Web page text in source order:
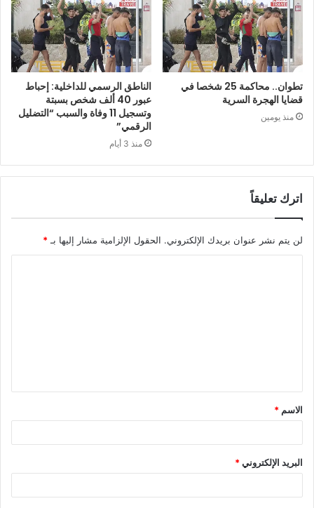
تطوان.. محاكمة 25 شخصا في
قضايا الهجرة السرية
منذ يومين
الناطق الرسمي للداخلية: إحباط
عبور 40 ألف شخص بسبتة
وتسجيل 11 وفاة والسبب “التضليل
الرقمي”
منذ 3 أيام
اترك تعليقاً
لن يتم نشر عنوان بريدك الإلكتروني. الحقول الإلزامية مشار إليها بـ *
ق
*
الاسم *
البريد الإلكتروني*